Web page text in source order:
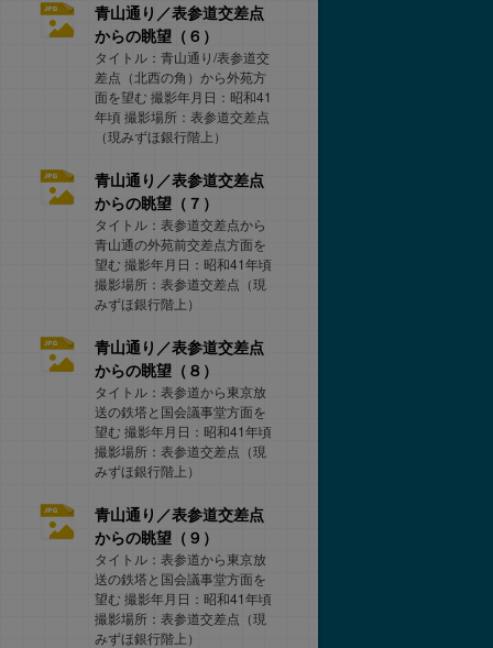
青山通り／表参道交差点
からの眺望（６）
タイトル：青山通り/表参道交
差点（北西の角）から外苑方
面を望む 撮影年月日：昭和41
年頃 撮影場所：表参道交差点
（現みずほ銀行階上）
青山通り／表参道交差点
からの眺望（７）
タイトル：表参道交差点から
青山通の外苑前交差点方面を
望む 撮影年月日：昭和41年頃
撮影場所：表参道交差点（現
みずほ銀行階上）
青山通り／表参道交差点
からの眺望（８）
タイトル：表参道から東京放
送の鉄塔と国会議事堂方面を
望む 撮影年月日：昭和41年頃
撮影場所：表参道交差点（現
みずほ銀行階上）
青山通り／表参道交差点
からの眺望（９）
タイトル：表参道から東京放
送の鉄塔と国会議事堂方面を
望む 撮影年月日：昭和41年頃
撮影場所：表参道交差点（現
みずほ銀行階上）